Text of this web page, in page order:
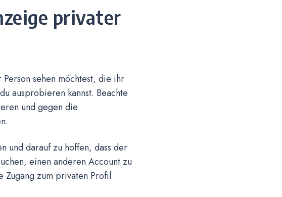
privater
sehen möchtest, die ihr
ausprobieren kannst. Beachte
und gegen die
und darauf zu hoffen, dass der
einen anderen Account zu
zum privaten Profil